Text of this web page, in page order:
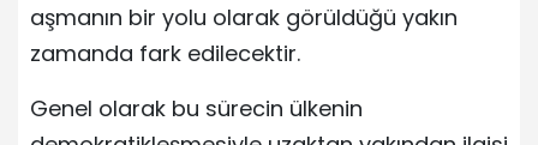
aşmanın bir yolu olarak görüldüğü yakın
zamanda fark edilecektir.
Genel olarak bu sürecin ülkenin